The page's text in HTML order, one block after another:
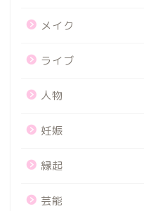
メイク
ライブ
人物
妊娠
縁起
芸能